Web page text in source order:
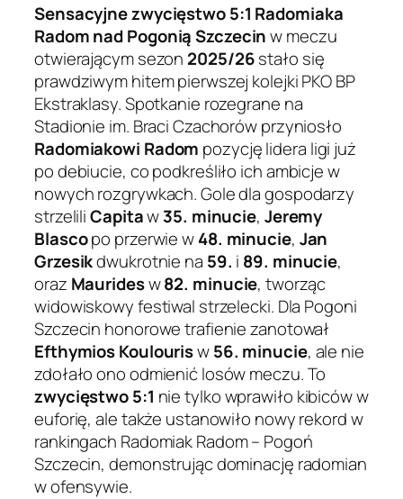
Sensacyjne zwycięstwo 5:1 Radomiaka
Radom nad Pogonią Szczecinw meczu
otwierającym sezon 2025/26stało się
prawdziwym hitem pierwszej kolejki PKO BP
Ekstraklasy. Spotkanie rozegrane na
Stadionie im. Braci Czachorów przyniosło
Radomiakowi Radom pozycję lidera ligi już
po debiucie, co podkreśliło ich ambicje w
nowych rozgrywkach. Gole dla gospodarzy
strzeliliCapitaw35. minucie, Jeremy
Blascopo przerwie w48. minucie, Jan
Grzesikdwukrotnie na 59. i 89. minucie,
oraz Mauridesw82. minucie, tworząc
widowiskowy festiwal strzelecki. Dla Pogoni
Szczecin honorowe trafienie zanotował
Efthymios Koulourisw56. minucie, ale nie
zdołało ono odmienić losów meczu. To
zwycięstwo 5:1 nie tylko wprawiło kibiców w
euforię, ale także ustanowiło nowy rekord w
rankingach Radomiak Radom – Pogoń
Szczecin, demonstrując dominację radomian
w ofensywie.